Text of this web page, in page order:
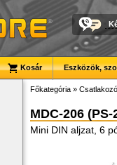
Kosár Eszközök,
Főkategória »
MDC-206 (PS-
Mini DIN aljzat, 6